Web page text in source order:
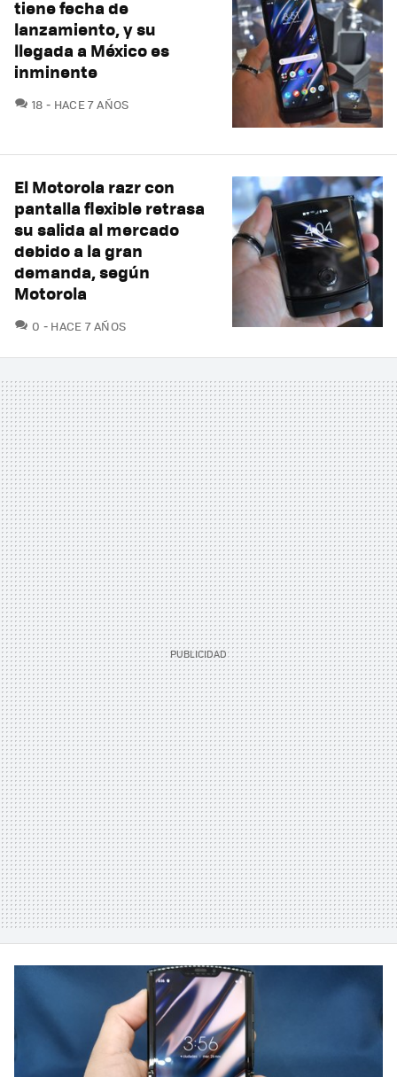
tiene fecha de
lanzamiento, y su
llegada a México es
inminente
18 COMENTARIOS
HACE 7 AÑOS
El Motorola razr con
pantalla flexible retrasa
su salida al mercado
debido a la gran
demanda, según
Motorola
0 COMENTARIOS
HACE 7 AÑOS